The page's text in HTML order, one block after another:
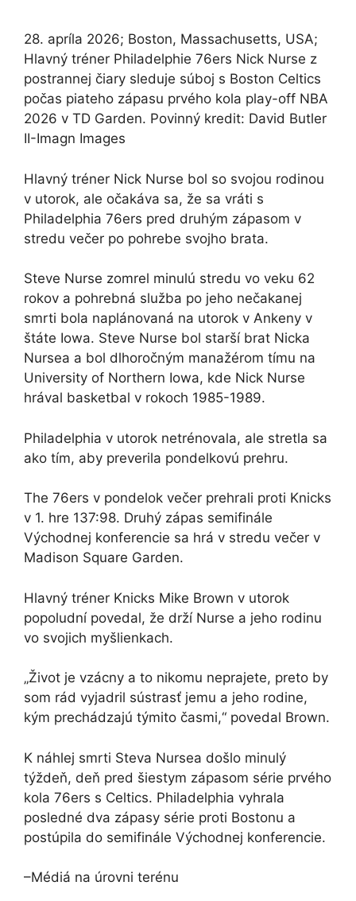
28. apríla 2026; Boston, Massachusetts, USA;
Hlavný tréner Philadelphie 76ers Nick Nurse z
postrannej čiary sleduje súboj s Boston Celtics
počas piateho zápasu prvého kola play-off NBA
2026 v TD Garden. Povinný kredit: David Butler
II-Imagn Images
Hlavný tréner Nick Nurse bol so svojou rodinou
v utorok, ale očakáva sa, že sa vráti s
Philadelphia 76ers pred druhým zápasom v
stredu večer po pohrebe svojho brata.
Steve Nurse zomrel minulú stredu vo veku 62
rokov a pohrebná služba po jeho nečakanej
smrti bola naplánovaná na utorok v Ankeny v
štáte Iowa. Steve Nurse bol starší brat Nicka
Nursea a bol dlhoročným manažérom tímu na
University of Northern Iowa, kde Nick Nurse
hrával basketbal v rokoch 1985-1989.
Philadelphia v utorok netrénovala, ale stretla sa
ako tím, aby preverila pondelkovú prehru.
The 76ers v pondelok večer prehrali proti Knicks
v 1. hre 137:98. Druhý zápas semifinále
Východnej konferencie sa hrá v stredu večer v
Madison Square Garden.
Hlavný tréner Knicks Mike Brown v utorok
popoludní povedal, že drží Nurse a jeho rodinu
vo svojich myšlienkach.
„Život je vzácny a to nikomu neprajete, preto by
som rád vyjadril sústrasť jemu a jeho rodine,
kým prechádzajú týmito časmi,“ povedal Brown.
K náhlej smrti Steva Nursea došlo minulý
týždeň, deň pred šiestym zápasom série prvého
kola 76ers s Celtics. Philadelphia vyhrala
posledné dva zápasy série proti Bostonu a
postúpila do semifinále Východnej konferencie.
–Médiá na úrovni terénu